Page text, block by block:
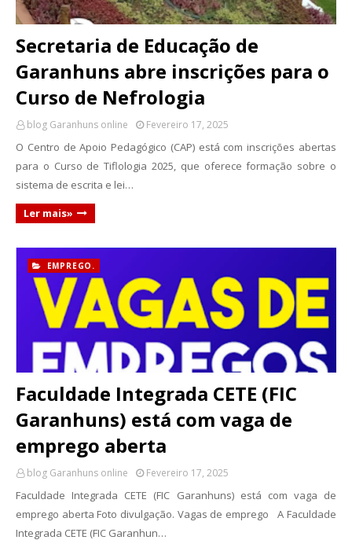
Secretaria de Educação de
Garanhuns abre inscrições para o
Curso de Nefrologia
blog Garanhuns online Fevereiro 17, 2025
O Centro de Apoio Pedagógico (CAP) está com inscrições abertas
para o Curso de Tiflologia 2025, que oferece formação sobre o
sistema de escrita e lei…
Ler mais»
EMPREGO.
Faculdade Integrada CETE (FIC
Garanhuns) está com vaga de
emprego aberta
blog Garanhuns online Fevereiro 17, 2025
Faculdade Integrada CETE (FIC Garanhuns) está com vaga de
emprego aberta Foto divulgação. Vagas de emprego A Faculdade
Integrada CETE (FIC Garanhun…